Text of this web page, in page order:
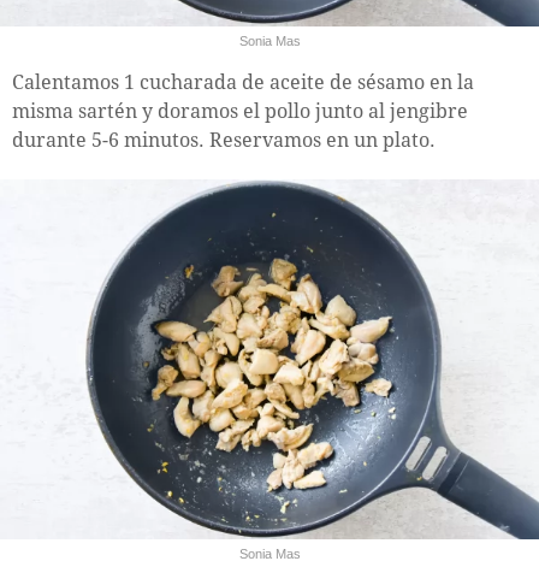
Sonia Mas
Calentamos 1 cucharada de aceite de sésamo en la
misma sartén y doramos el pollo junto al jengibre
durante 5-6 minutos. Reservamos en un plato.
Sonia Mas